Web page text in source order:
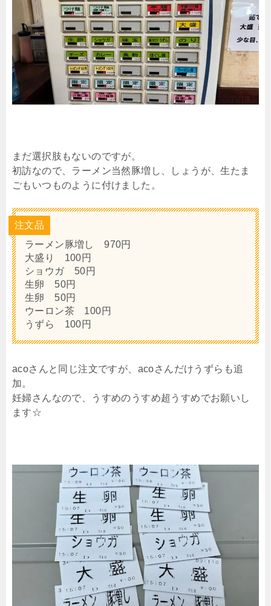
まだ選択肢もないのですが。
初訪なので、ラーメン当然豚増し、しょうが、生たま
ごもいつものように付けました。
注文品
ラーメン豚増し 970円
大盛り 100円
ショウガ 50円
生卵 50円
生卵 50円
ウーロン茶 100円
うずら 100円
acoさんと同じ注文ですが、acoさんだけうずらも追
加。
妊婦さんなので、うすめのうすめ超うすめでお願いし
ます☆